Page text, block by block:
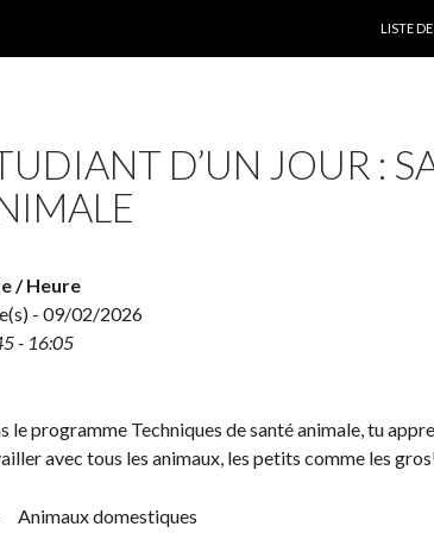
LISTE
D’UN JOUR :
/ Heure
- 09/02/2026
- 16:05
le programme Techniques de santé animale, tu
avec tous les animaux, les petits comme les
Animaux domestiques